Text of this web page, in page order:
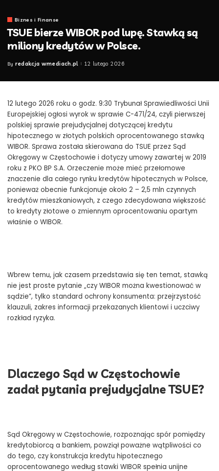
Biznes i Finanse
TSUE bierze WIBOR pod lupę. Stawką są
miliony kredytów w Polsce.
Posted
By redakcja wmediach.pl 12 lutego 2026
12 lutego 2026 roku o godz. 9:30 Trybunał Sprawiedliwości Unii
Europejskiej ogłosi wyrok w sprawie C-471/24, czyli pierwszej
polskiej sprawie prejudycjalnej dotyczącej kredytu
hipotecznego w złotych polskich oprocentowanego stawką
WIBOR. Sprawa została skierowana do TSUE przez Sąd
Okręgowy w Częstochowie i dotyczy umowy zawartej w 2019
roku z PKO BP S.A. Orzeczenie może mieć przełomowe
znaczenie dla całego rynku kredytów hipotecznych w Polsce,
ponieważ obecnie funkcjonuje około 2 – 2,5 mln czynnych
kredytów mieszkaniowych, z czego zdecydowana większość
to kredyty złotowe o zmiennym oprocentowaniu opartym
właśnie o WIBOR.
Wbrew temu, jak czasem przedstawia się ten temat, stawką
nie jest proste pytanie „czy WIBOR można kwestionować w
sądzie”, tylko standard ochrony konsumenta: przejrzystość
klauzuli, zakres informacji przekazanych klientowi i uczciwy
rozkład ryzyka.
Dlaczego Sąd w Częstochowie
zadał pytania prejudycjalne TSUE?
Sąd Okręgowy w Częstochowie, rozpoznając spór pomiędzy
kredytobiorcą a bankiem, powziął poważne wątpliwości co
do tego, czy konstrukcja kredytu hipotecznego
oprocentowanego według stawki WIBOR spełnia unijne